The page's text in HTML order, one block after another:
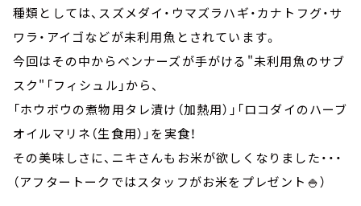
種類としては、スズメダイ・ウマズラハギ・カナトフグ・サ
ワラ・アイゴなどが未利用魚とされています。
今回はその中からベンナーズが手がける"未利用魚のサブ
スク"「フィシュル」から、
「ホウボウの煮物用タレ漬け（加熱用）」「ロコダイのハーブ
オイルマリネ（生食用）」を実食！
その美味しさに、ニキさんもお米が欲しくなりました・・・
（アフタートークではスタッフがお米をプレゼント🍚）